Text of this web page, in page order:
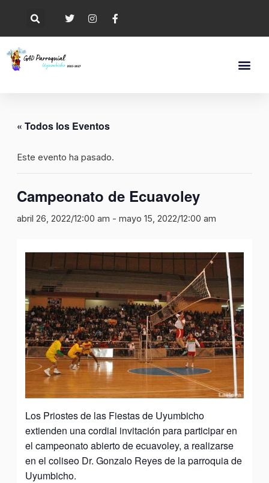
« Todos los Eventos
Este evento ha pasado.
Campeonato de Ecuavoley
abril 26, 2022/12:00 am - mayo 15, 2022/12:00 am
Los Priostes de las Fiestas de Uyumbicho
extienden una cordial invitación para participar en
el campeonato abierto de ecuavoley, a realizarse
en el coliseo Dr. Gonzalo Reyes de la parroquia de
Uyumbicho.